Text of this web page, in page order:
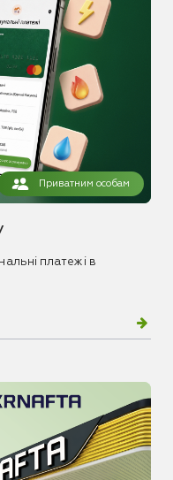
Приватним особам
платежі в